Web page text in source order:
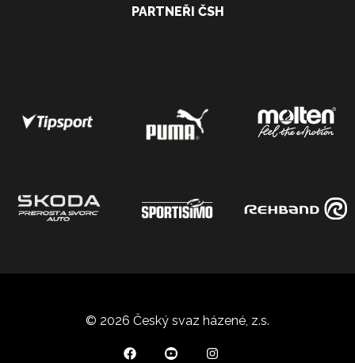
PARTNEŘI ČSH
© 2026 Český svaz házené, z.s.